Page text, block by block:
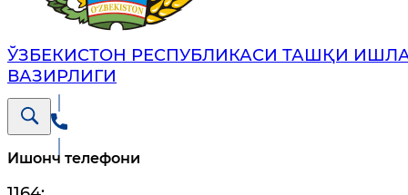
ЎЗБЕКИСТОН РЕСПУБЛИКАСИ ТАШҚИ
ВАЗИРЛИГИ
Ишонч телефони